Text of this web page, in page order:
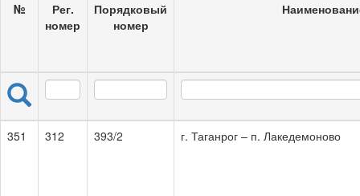
№
Рег.
номер
Порядковый
номер
351 312 393/2 г. Таганрог – п. Лакедемоново